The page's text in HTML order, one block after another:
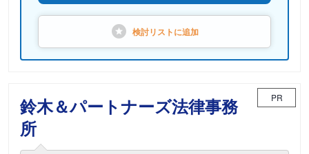
検討リストに追加
鈴木＆パートナーズ法律事務
所
PR